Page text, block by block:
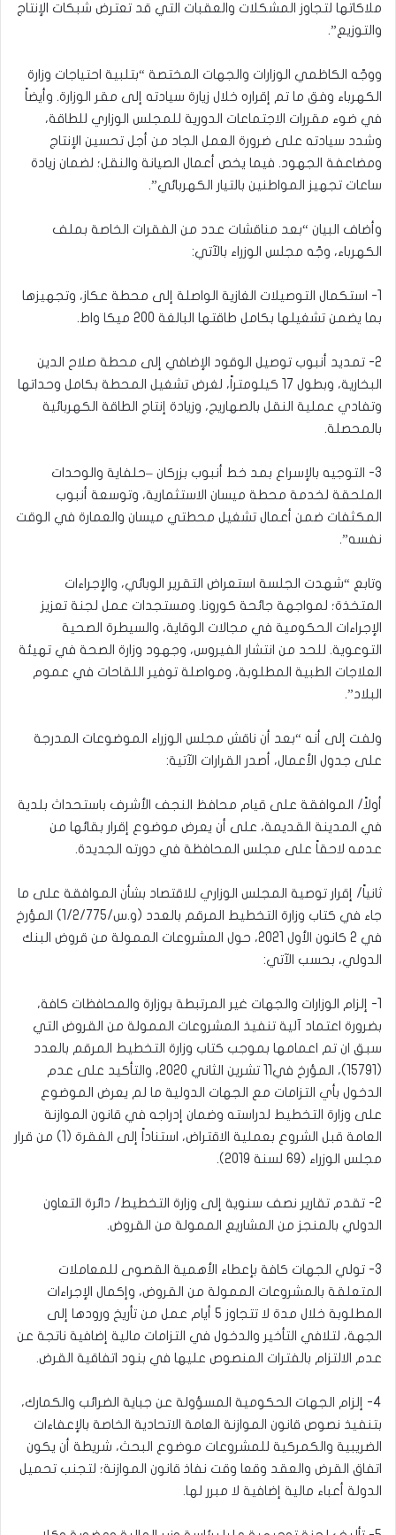
ملاكاتها لتجاوز المشكلات والعقبات التي قد تعترض شبكات الإنتاج
والتوزيع”.
ووجّه الكاظمي الوزارات والجهات المختصة “بتلبية احتياجات وزارة
الكهرباء وفق ما تم إقراره خلال زيارة سيادته إلى مقر الوزارة. وأيضاً
في ضوء مقررات الاجتماعات الدورية للمجلس الوزاري للطاقة،
وشدد سيادته على ضرورة العمل الجاد من أجل تحسين الإنتاج
ومضاعفة الجهود. فيما يخص أعمال الصيانة والنقل؛ لضمان زيادة
ساعات تجهيز المواطنين بالتيار الكهربائي”.
وأضاف البيان “بعد مناقشات عدد من الفقرات الخاصة بملف
الكهرباء، وجّه مجلس الوزراء بالآتي:
1- استكمال التوصيلات الغازية الواصلة إلى محطة عكاز، وتجهيزها
بما يضمن تشغيلها بكامل طاقتها البالغة 200 ميكا واط.
2- تمديد أنبوب توصيل الوقود الإضافي إلى محطة صلاح الدين
البخارية، وبطول 17 كيلومتراً، لغرض تشغيل المحطة بكامل وحداتها
وتفادي عملية النقل بالصهاريج، وزيادة إنتاج الطاقة الكهربائية
بالمحصلة.
3- التوجيه بالإسراع بمد خط أنبوب بزركان –حلفاية والوحدات
الملحقة لخدمة محطة ميسان الاستثمارية، وتوسعة أنبوب
المكثفات ضمن أعمال تشغيل محطتي ميسان والعمارة في الوقت
نفسه”.
وتابع “شهدت الجلسة استعراض التقرير الوبائي، والإجراءات
المتخذة؛ لمواجهة جائحة كورونا. ومستجدات عمل لجنة تعزيز
الإجراءات الحكومية في مجالات الوقاية، والسيطرة الصحية
التوعوية. للحد من انتشار الفيروس، وجهود وزارة الصحة في تهيئة
العلاجات الطبية المطلوبة، ومواصلة توفير اللقاحات في عموم
البلاد”.
ولفت إلى أنه “بعد أن ناقش مجلس الوزراء الموضوعات المدرجة
على جدول الأعمال، أصدر القرارات الآتية:
أولاً/ الموافقة على قيام محافظ النجف الأشرف باستحداث بلدية
في المدينة القديمة، على أن يعرض موضوع إقرار بقائها من
عدمه لاحقاً على مجلس المحافظة في دورته الجديدة.
ثانياً/ إقرار توصية المجلس الوزاري للاقتصاد بشأن الموافقة على ما
جاء في كتاب وزارة التخطيط المرقم بالعدد (و.س/1/2/775) المؤرخ
في 2 كانون الأول 2021، حول المشروعات الممولة من قروض البنك
الدولي، بحسب الآتي:
1- إلزام الوزارات والجهات غير المرتبطة بوزارة والمحافظات كافة،
بضرورة اعتماد آلية تنفيذ المشروعات الممولة من القروض التي
سبق ان تم اعمامها بموجب كتاب وزارة التخطيط المرقم بالعدد
(15791)، المؤرخ في11 تشرين الثاني 2020، والتأكيد على عدم
الدخول بأي التزامات مع الجهات الدولية ما لم يعرض الموضوع
على وزارة التخطيط لدراسته وضمان إدراجه في قانون الموازنة
العامة قبل الشروع بعملية الاقتراض، استناداً إلى الفقرة (1) من قرار
مجلس الوزراء (69 لسنة 2019).
2- تقدم تقارير نصف سنوية إلى وزارة التخطيط/ دائرة التعاون
الدولي بالمنجز من المشاريع الممولة من القروض.
3- تولي الجهات كافة بإعطاء الأهمية القصوى للمعاملات
المتعلقة بالمشروعات الممولة من القروض، وإكمال الإجراءات
المطلوبة خلال مدة لا تتجاوز 5 أيام عمل من تأريخ ورودها إلى
الجهة، لتلافي التأخير والدخول في التزامات مالية إضافية ناتجة عن
عدم الالتزام بالفترات المنصوص عليها في بنود اتفاقية القرض.
4- إلزام الجهات الحكومية المسؤولة عن جباية الضرائب والكمارك،
بتنفيذ نصوص قانون الموازنة العامة الاتحادية الخاصة بالإعفاءات
الضريبية والكمركية للمشروعات موضوع البحث، شريطة أن يكون
اتفاق القرض والعقد وقعا وقت نفاذ قانون الموازنة؛ لتجنب تحميل
الدولة أعباء مالية إضافية لا مبرر لها.